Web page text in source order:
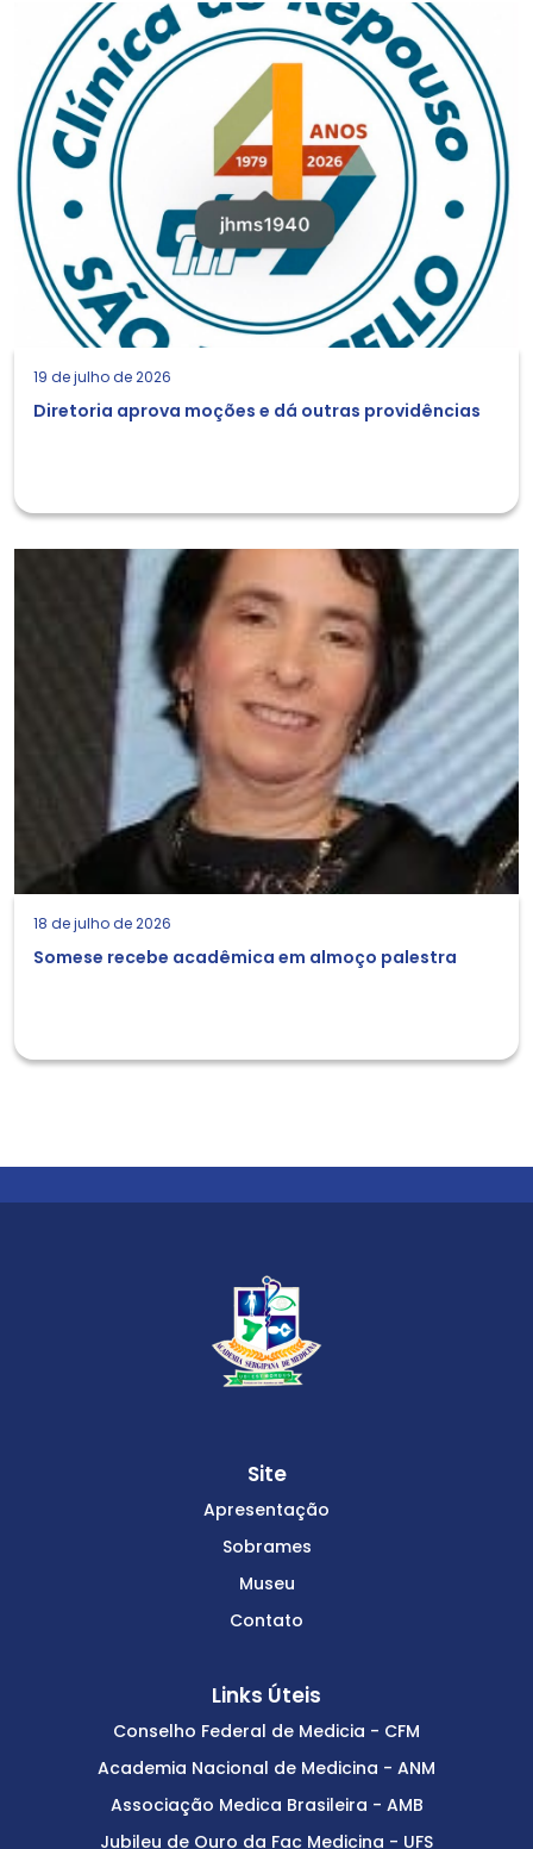
19 de julho de 2026
Diretoria aprova moções e dá outras providências
18 de julho de 2026
Somese recebe acadêmica em almoço palestra
Site
Apresentação
Sobrames
Museu
Contato
Links Úteis
Conselho Federal de Medicia - CFM
Academia Nacional de Medicina - ANM
Associação Medica Brasileira - AMB
Jubileu de Ouro da Fac Medicina - UFS